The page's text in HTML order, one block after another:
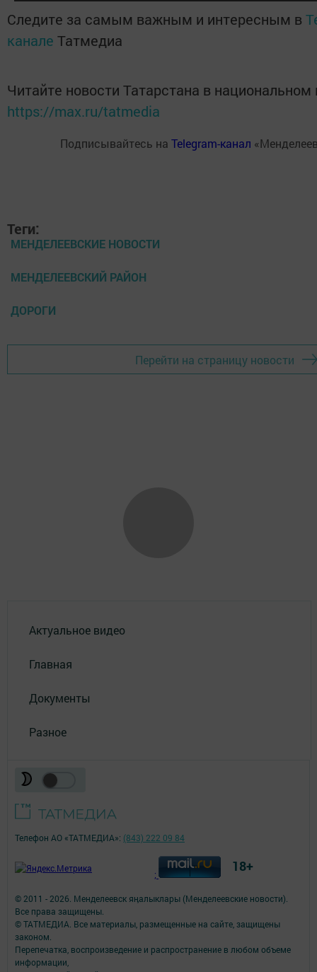
Следите за самым важным и интересным в
канале Татмедиа
Читайте новости Татарстана в
https://max.ru/tatmedia
Подписывайтесь на Telegram-канал
Теги:
МЕНДЕЛЕЕВСКИЕ НОВОСТИ
МЕНДЕЛЕЕВСКИЙ РАЙОН
ДОРОГИ
Перейти на страницу новости
Актуальное видео
Главная
Документы
Разное
© 2011 - 2026. Менделеевск яӊалыклары (Менделеевские новости).
Все права защищены.
© ТАТМЕДИА. Все материалы, размещенные на сайте, защищены
законом.
Перепечатка, воспроизведение и распространение в любом объеме
информации,
Телефон АО «ТАТМЕДИА»: (843) 222 09 84
; 18+